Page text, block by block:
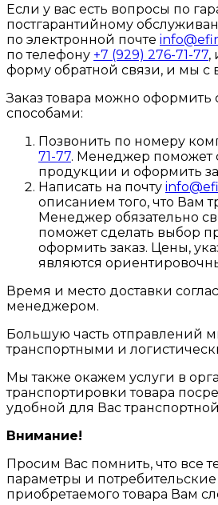
Если у вас есть вопросы по
постгарантийному
по электронной почте
по телефону +7 (929) 276-71-77,
форму обратной связи, и мы с
Заказ товара можно
способами:
Позвонить по номеру
71-77. Менеджер поможет
продукции и оформить
Написать на почту
описанием того, что Вам
Менеджер обязательно
поможет сделать выбор
оформить заказ. Цены,
являются
Время и место доставки
менеджером.
Большую часть отправлений
транспортными и
Мы также окажем услуги в
транспортировки товара
удобной для Вас
Внимание!
Просим Вас помнить, что все
параметры и потребительские
приобретаемого товара Вам